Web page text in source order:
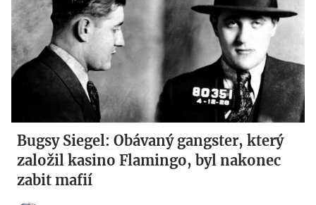
Bugsy Siegel: Obávaný gangster, který
založil kasino Flamingo, byl nakonec
zabit mafií